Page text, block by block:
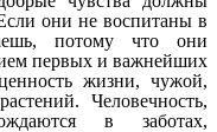
они не воспитаны в
потому что они
первых и важнейших
жизни, чужой,
Человечность,
в заботах,